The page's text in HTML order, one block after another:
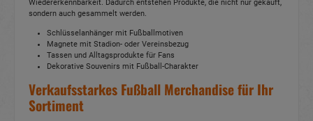
Wiedererkennbarkeit. Dadurch entstehen Produkte, die nicht nur gekauft,
sondern auch gesammelt werden.
Schlüsselanhänger mit Fußballmotiven
Magnete mit Stadion- oder Vereinsbezug
Tassen und Alltagsprodukte für Fans
Dekorative Souvenirs mit Fußball-Charakter
Verkaufsstarkes Fußball Merchandise für Ihr
Sortiment